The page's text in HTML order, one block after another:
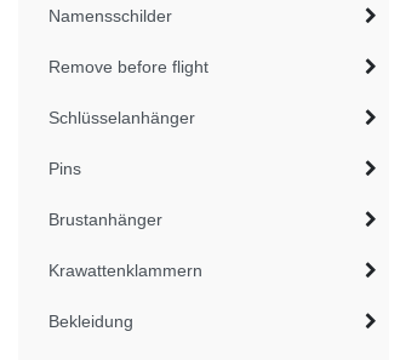
Namensschilder
Remove before flight
Schlüsselanhänger
Pins
Brustanhänger
Krawattenklammern
Bekleidung